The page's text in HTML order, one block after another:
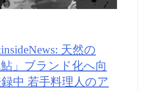
天然の
鮎」ブランド化へ向
中 若手料理人のア